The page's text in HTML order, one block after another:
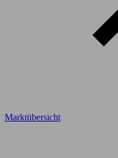
Marktübersicht